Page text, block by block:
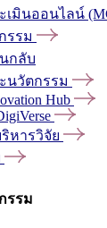
เมินออนไลน์
รรม
กลับ
นวัตกรรม
Hub
หารวิจัย
รรม